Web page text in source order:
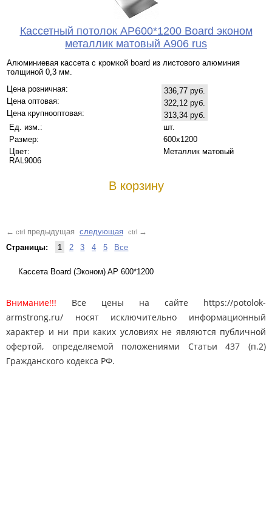
Кассетный потолок AP600*1200 Board эконом
металлик матовый А906 rus
Алюминиевая кассета с кромкой board из листового алюминия
толщиной 0,3 мм.
Цена розничная:
336,77 руб.
Цена оптовая:
322,12 руб.
Цена крупнооптовая:
313,34 руб.
Ед. изм.:
шт.
Размер:
600x1200
Цвет:
Металлик матовый
RAL9006
В корзину
← ctrl предыдущая следующая ctrl →
Страницы: 1 2 3 4 5 Все
Кассета Board (Эконом) AP 600*1200
Внимание!!! Все цены на сайте https://potolok-
armstrong.ru/ носят исключительно информационный
характер и ни при каких условиях не являются публичной
офертой, определяемой положениями Статьи 437 (п.2)
Гражданского кодекса РФ.